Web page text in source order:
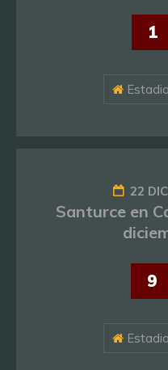
1
22
Santurce en
9